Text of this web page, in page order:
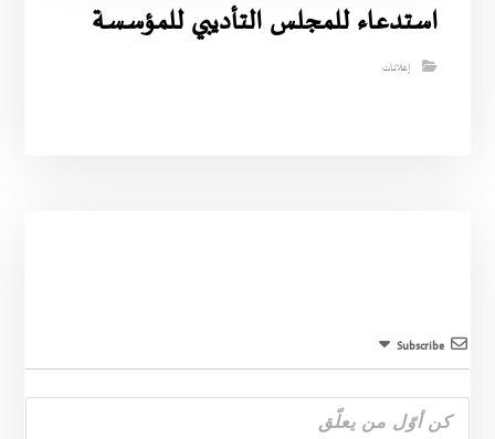
استدعاء للمجلس التأديبي للمؤسسة
إعلانات
Subscribe